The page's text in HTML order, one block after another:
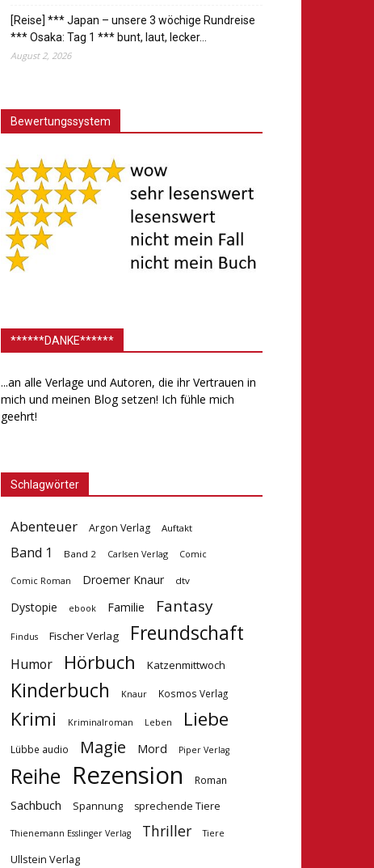
[Reise] *** Japan – unsere 3 wöchige Rundreise
*** Osaka: Tag 1 *** bunt, laut, lecker…
August 2, 2026
Bewertungssystem
******DANKE******
...an alle Verlage und Autoren, die ihr Vertrauen in
mich und meinen Blog setzen! Ich fühle mich
geehrt!
Schlagwörter
Abenteuer Argon Verlag Auftakt
Band 1 Band 2 Carlsen Verlag Comic
Comic Roman Droemer Knaur dtv
Dystopie ebook Familie Fantasy
Findus Fischer Verlag Freundschaft
Humor Hörbuch Katzenmittwoch
Kinderbuch Knaur Kosmos Verlag
Krimi Kriminalroman Leben Liebe
Lübbe audio Magie Mord Piper Verlag
Reihe Rezension Roman
Sachbuch Spannung sprechende Tiere
Thienemann Esslinger Verlag Thriller Tiere
Ullstein Verlag